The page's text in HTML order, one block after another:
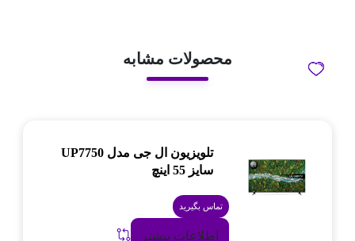
محصولات مشابه
تلویزیون ال جی مدل UP7750
سایز 55 اینچ
تماس بگیرید
اطلاعات بیشتر